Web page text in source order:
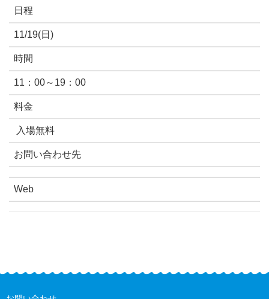
日程
11/19(日)
時間
11：00～19：00
料金
入場無料
お問い合わせ先
Web